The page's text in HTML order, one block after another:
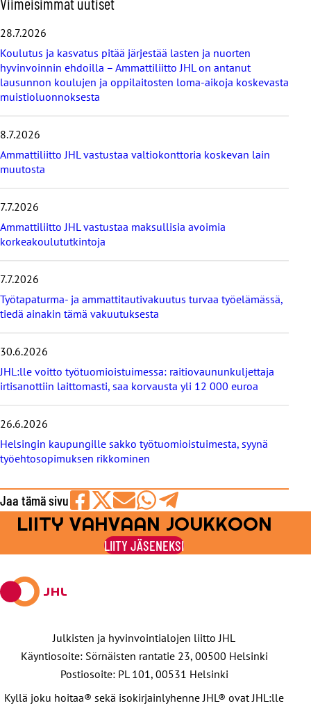
h
i
t
a
v
i
i
i
s
i
ä
t
u
u
t
i
e
t
28.7.2026
Koulutus ja kasvatus pitää järjestää lasten ja nuorten
hyvinvoinnin ehdoilla – Ammattiliitto JHL on antanut
lausunnon koulujen ja oppilaitosten loma-aikoja koskevasta
muistioluonnoksesta
8.7.2026
Ammattiliitto JHL vastustaa valtiokonttoria koskevan lain
muutosta
7.7.2026
Ammattiliitto JHL vastustaa maksullisia avoimia
korkeakoulututkintoja
7.7.2026
Työtapaturma- ja ammattitautivakuutus turvaa työelämässä,
tiedä ainakin tämä vakuutuksesta
30.6.2026
JHL:lle voitto työtuomioistuimessa: raitiovaununkuljettaja
irtisanottiin laittomasti, saa korvausta yli 12 000 euroa
26.6.2026
Helsingin kaupungille sakko työtuomioistuimesta, syynä
työehtosopimuksen rikkominen
Jaa tämä sivu
Jaa
Facebookissa
Jaa
viestipalvelu
X:ssä
Jaa
sähköpostilla
Jaa
WhatsAppilla
Jaa
Telegramilla
LIITY VAHVAAN JOUKKOON
LIITY JÄSENEKSI
Julkisten ja hyvinvointialojen liitto JHL
Käyntiosoite: Sörnäisten rantatie 23, 00500 Helsinki
Postiosoite: PL 101, 00531 Helsinki
Kyllä joku hoitaa® sekä isokirjainlyhenne JHL® ovat JHL:lle